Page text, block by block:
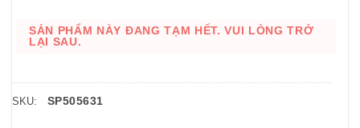
SẢN PHẨM NÀY ĐANG TẠM HẾT. VUI LÒNG TRỞ
LẠI SAU.
SKU: SP505631